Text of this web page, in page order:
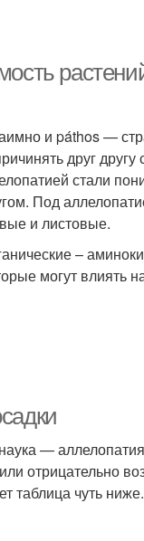
и páthos —
друг другу
стали
Под
и листовые.
–
могут влиять
—
отрицательно
таблица чуть